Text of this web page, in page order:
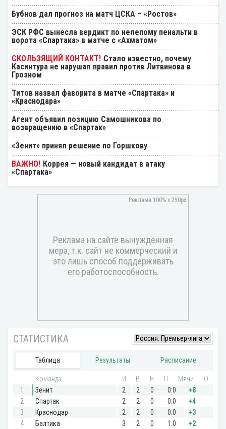
Бубнов дал прогноз на матч ЦСКА – «Ростов»
ЭСК РФС вынесла вердикт по нелепому пенальти в
ворота «Спартака» в матче с «Ахматом»
Стало известно, почему
Касинтура не нарушал правил против Литвинова в
Грозном
Титов назвал фаворита в матче «Спартака» и
«Краснодара»
Агент объявил позицию Самошникова по
возвращению в «Спартак»
«Зенит» принял решение по Горшкову
Коррея — новый кандидат в атаку
«Спартака»